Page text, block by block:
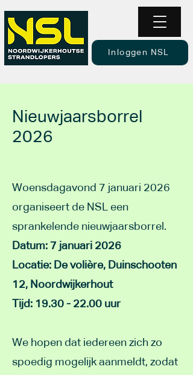
Inloggen NSL
Nieuwjaarsborrel
2026
Woensdagavond 7 januari 2026
organiseert de NSL een
sprankelende nieuwjaarsborrel.
Datum: 7 januari 2026
Locatie: De volière, Duinschooten
12, Noordwijkerhout
Tijd: 19.30 - 22.00 uur
We hopen dat iedereen zich zo
spoedig mogelijk aanmeldt, zodat